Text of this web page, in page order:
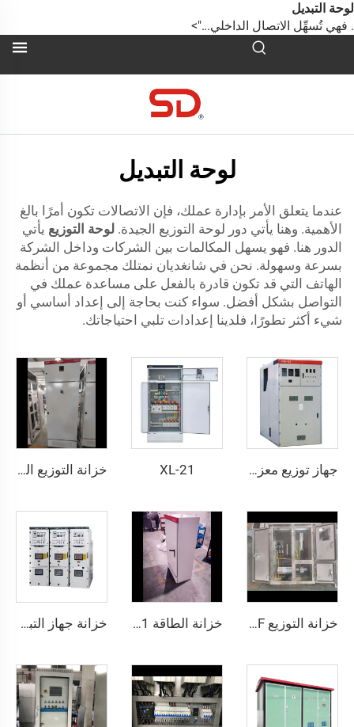
التبديل
تُسهِّل الاتصال الداخلي...">
لوحة التبديل
عندما يتعلق الأمر بإدارة عملك، فإن الاتصالات تكون أمرًا بالغ
الأهمية. وهنا يأتي دور لوحة التوزيع الجيدة. لوحة التوزيع يأتي
الدور هنا. فهو يسهل المكالمات بين الشركات وداخل الشركة
بسرعة وسهولة. نحن في شانغديان نمتلك مجموعة من أنظمة
الهاتف التي قد تكون قادرة بالفعل على مساعدة عملك في
التواصل بشكل أفضل. سواء كنت بحاجة إلى إعداد أساسي أو
شيء أكثر تطورًا، فلدينا إعدادات تلبي احتياجاتك.
جهاز توزيع معزول بالمعدن وقابل للإزالة يعمل بالتيار المتردد موديل KYN61-40.5(Z) XL-21 خزانة التوزيع الكهربائي منخفضة الجهد من نوع GGD
خزانة التوزيع JXF القياسية لموزع التحكم منخفض الجهد متعدد الاستخدامات خزانة الطاقة XL-21 خزانة جهاز التبديل المركزي KYN28A